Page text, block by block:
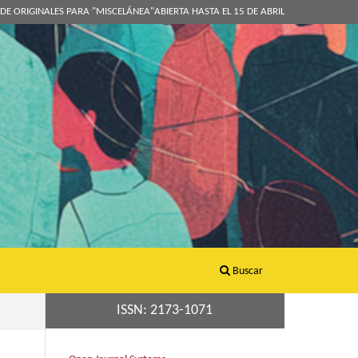
Buscar
ORIGINALES PARA "MISCELÁNEA"ABIERTA HASTA EL 15 DE ABRIL
ISSN: 2173-1071